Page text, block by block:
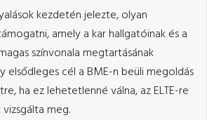
kezdetén jelezte, olyan
amely a kar hallgatóinak és a
színvonala megtartásának
elsődleges cél a BME-n beüli megoldás
ha ez lehetetlenné válna, az ELTE-re
meg.